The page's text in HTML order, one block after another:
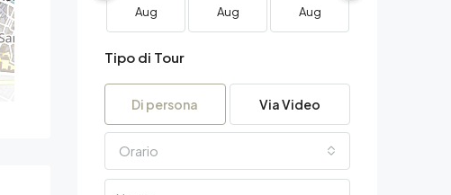
Aug Aug Aug
Tipo di Tour
Di persona Via Video
Orario